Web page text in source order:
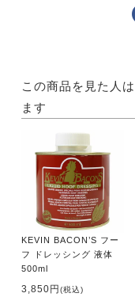
第４部：クロスカ
コース・デザイナ
この商品を見た人
ます
KEVIN BACON’S フー
フ ドレッシング 液体
500ml
3,850円(税込)